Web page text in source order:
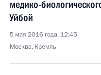
медико-
Уйбой
5 мая 2016 года, 12:45
Москва, Кремль